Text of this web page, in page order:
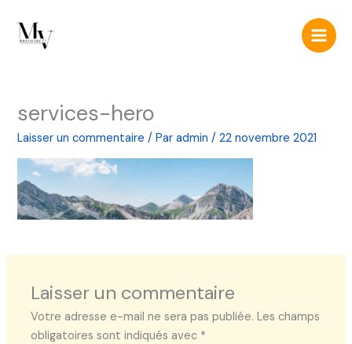
contenu
Main
services-hero
Laisser un commentaire / Paradmin/22 novembre 2021
Laisser un commentaire
Votre adresse e-mail ne sera pas publiée. Les champs
obligatoires sont indiqués avec *